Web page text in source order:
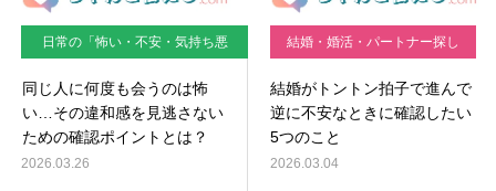
日常の「怖い・不安・気持ち悪
同じ人に何度も会うのは怖
い…その違和感を見逃さない
ための確認ポイントとは？
2026.03.26
結婚・婚活・パートナー探し
結婚がトントン拍子で進んで
逆に不安なときに確認したい
5つのこと
2026.03.04